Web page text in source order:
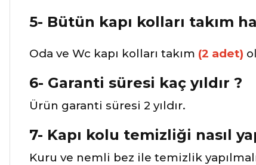
5- Bütün kapı kolları takım
Oda ve Wc kapı kolları takım (2 adet)
6- Garanti süresi kaç yıldır ?
Ürün garanti süresi 2 yıldır.
7- Kapı kolu temizliği nasıl
Kuru ve nemli bez ile temizlik